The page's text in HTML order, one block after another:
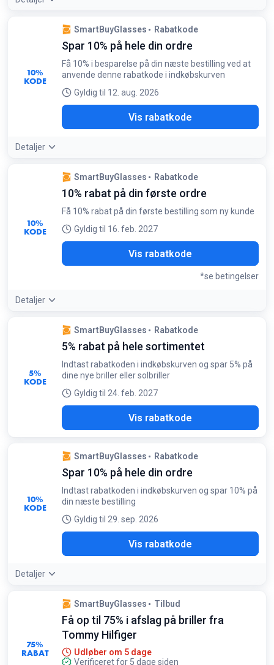
10%
KODE
SmartBuyGlasses Rabatkode
Spar 10% på hele din ordre
Få 10% i besparelse på din næste bestilling ved at
anvende denne rabatkode i indkøbskurven
Gyldig til 12. aug. 2026
Vis rabatkode
Detaljer
10%
KODE
SmartBuyGlasses Rabatkode
10% rabat på din første ordre
Få 10% rabat på din første bestilling som ny kunde
Gyldig til 16. feb. 2027
Vis rabatkode
*se betingelser
Detaljer
Betingelser:
Kun gyldig ved første køb
5%
KODE
SmartBuyGlasses Rabatkode
5% rabat på hele sortimentet
Indtast rabatkoden i indkøbskurven og spar 5% på
dine nye briller eller solbriller
Gyldig til 24. feb. 2027
Vis rabatkode
10%
KODE
SmartBuyGlasses Rabatkode
Spar 10% på hele din ordre
Indtast rabatkoden i indkøbskurven og spar 10% på
din næste bestilling
Gyldig til 29. sep. 2026
Vis rabatkode
Detaljer
75%
RABAT
SmartBuyGlasses Tilbud
Få op til 75% i afslag på briller fra
Tommy Hilfiger
Udløber om 5 dage
Verificeret for 5 dage siden